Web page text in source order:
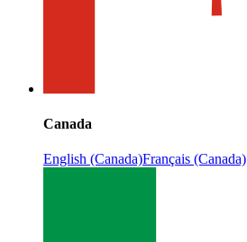
Canada
English (Canada)Français (Canada)